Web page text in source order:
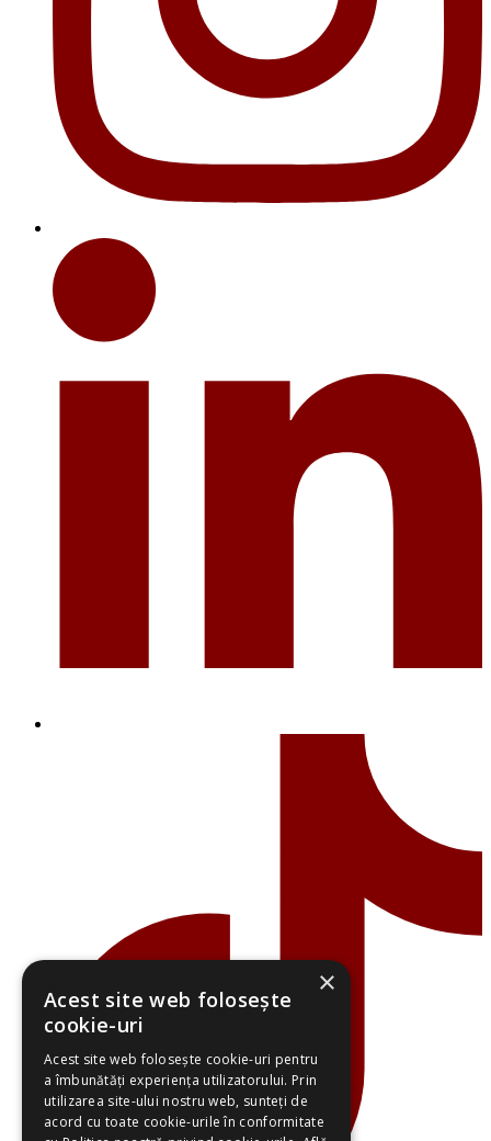
×
Acest site web folosește
cookie-uri
Acest site web folosește cookie-uri pentru
a îmbunătăți experiența utilizatorului. Prin
utilizarea site-ului nostru web, sunteți de
acord cu toate cookie-urile în conformitate